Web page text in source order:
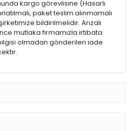
kargo görevlisine (Hasarlı
paket teslim alınmamalı
bildirilmelidir. Arızalı
mutlaka firmamızla irtibata
olmadan gönderilen iade